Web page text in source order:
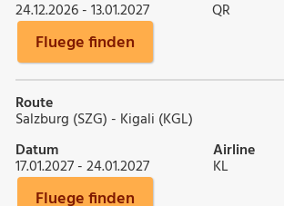
24.12.2026 - 13.01.2027 QR
Fluege finden
Route
Salzburg (SZG) - Kigali (KGL)
Datum
17.01.2027 - 24.01.2027
Airline
KL
Fluege finden